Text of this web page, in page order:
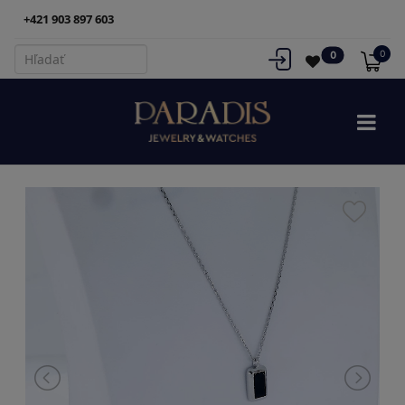
+421 903 897 603
0 0